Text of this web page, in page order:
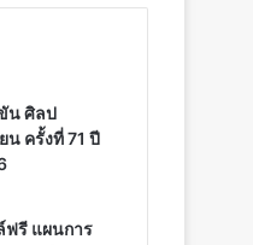
น ศิลป
น ครั้งที่ 71 ปี
รี แผนการ